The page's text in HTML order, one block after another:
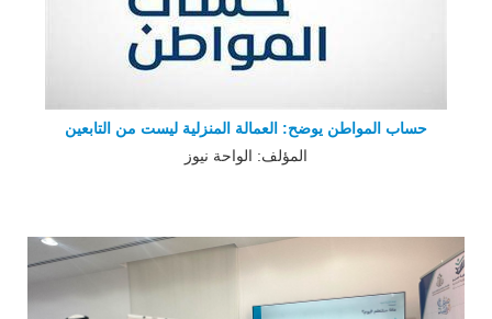
حساب المواطن يوضح: العمالة المنزلية ليست من التابعين
المؤلف: الواحة نيوز